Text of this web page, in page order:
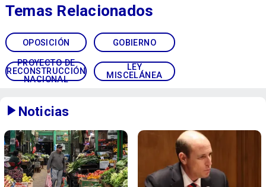
OPOSICIÓN GOBIERNO
PROYECTO DE
RECONSTRUCCIÓN
NACIONAL
LEY
MISCELÁNEA
Temas Relacionados
Noticias